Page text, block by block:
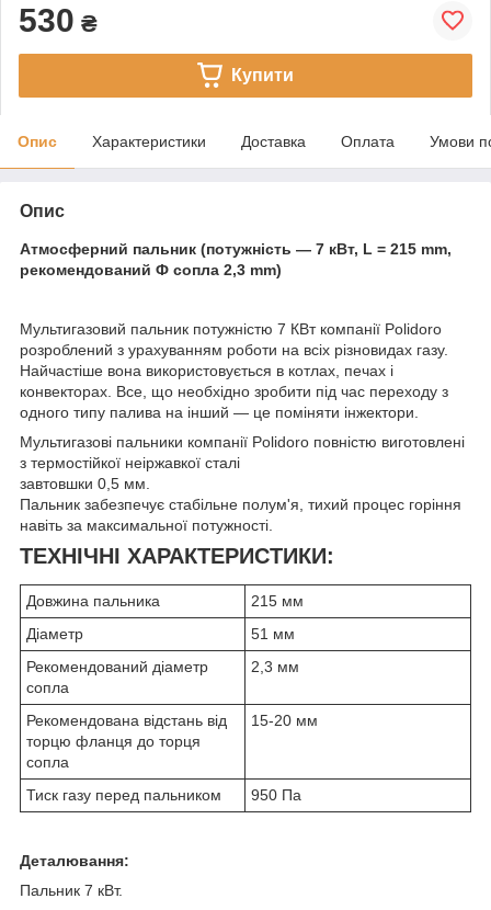
530 ₴
Купити
Опис Характеристики Доставка Оплата Умови
Опис
Атмосферний пальник (потужність — 7 кВт, L = 215 mm,
рекомендований Ф сопла 2,3 mm)
Мультигазовий пальник потужністю 7 КВт компанії Polidoro
розроблений з урахуванням роботи на всіх різновидах газу.
Найчастіше вона використовується в котлах, печах і
конвекторах. Все, що необхідно зробити під час переходу з
одного типу палива на інший — це поміняти інжектори.
Мультигазові пальники компанії Polidoro повністю виготовлені
з термостійкої неіржавкої сталі
завтовшки 0,5 мм.
Пальник забезпечує стабільне полум'я, тихий процес горіння
навіть за максимальної потужності.
ТЕХНІЧНІ ХАРАКТЕРИСТИКИ:
Довжина пальника
215 мм
Діаметр
51 мм
Рекомендований діаметр
сопла
2,3 мм
Рекомендована відстань від
торцю фланця до торця
сопла
15-20 мм
Тиск газу перед пальником 950 Па
Деталювання:
Пальник 7 кВт.